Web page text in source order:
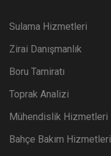
Sulama Hizmetleri
Zirai Danışmanlık
Boru Tamiratı
Toprak Analizi
Mühendislik Hizmetleri
Bahçe Bakım Hizmetleri